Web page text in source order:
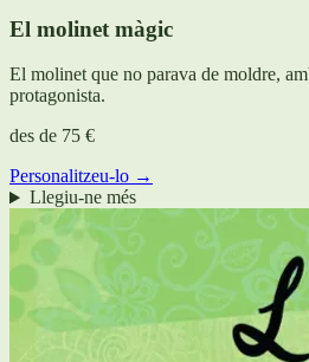
El molinet màgic
El molinet que no parava de moldre,
protagonista.
des de 75 €
Personalitzeu-lo →
Llegiu-ne més